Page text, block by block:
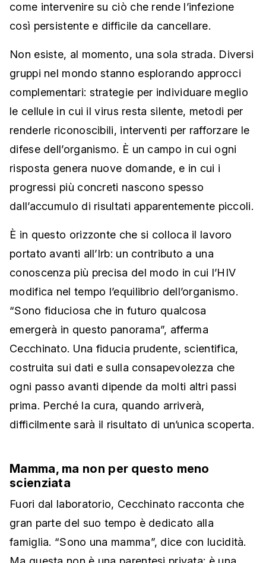
come intervenire su ciò che rende l’infezione
così persistente e difficile da cancellare.
Non esiste, al momento, una sola strada. Diversi
gruppi nel mondo stanno esplorando approcci
complementari: strategie per individuare meglio
le cellule in cui il virus resta silente, metodi per
renderle riconoscibili, interventi per rafforzare le
difese dell’organismo. È un campo in cui ogni
risposta genera nuove domande, e in cui i
progressi più concreti nascono spesso
dall’accumulo di risultati apparentemente piccoli.
È in questo orizzonte che si colloca il lavoro
portato avanti all’Irb: un contributo a una
conoscenza più precisa del modo in cui l’HIV
modifica nel tempo l’equilibrio dell’organismo.
“Sono fiduciosa che in futuro qualcosa
emergerà in questo panorama”, afferma
Cecchinato. Una fiducia prudente, scientifica,
costruita sui dati e sulla consapevolezza che
ogni passo avanti dipende da molti altri passi
prima. Perché la cura, quando arriverà,
difficilmente sarà il risultato di un’unica scoperta.
Mamma, ma non per questo meno
scienziata
Fuori dal laboratorio, Cecchinato racconta che
gran parte del suo tempo è dedicato alla
famiglia. “Sono una mamma”, dice con lucidità.